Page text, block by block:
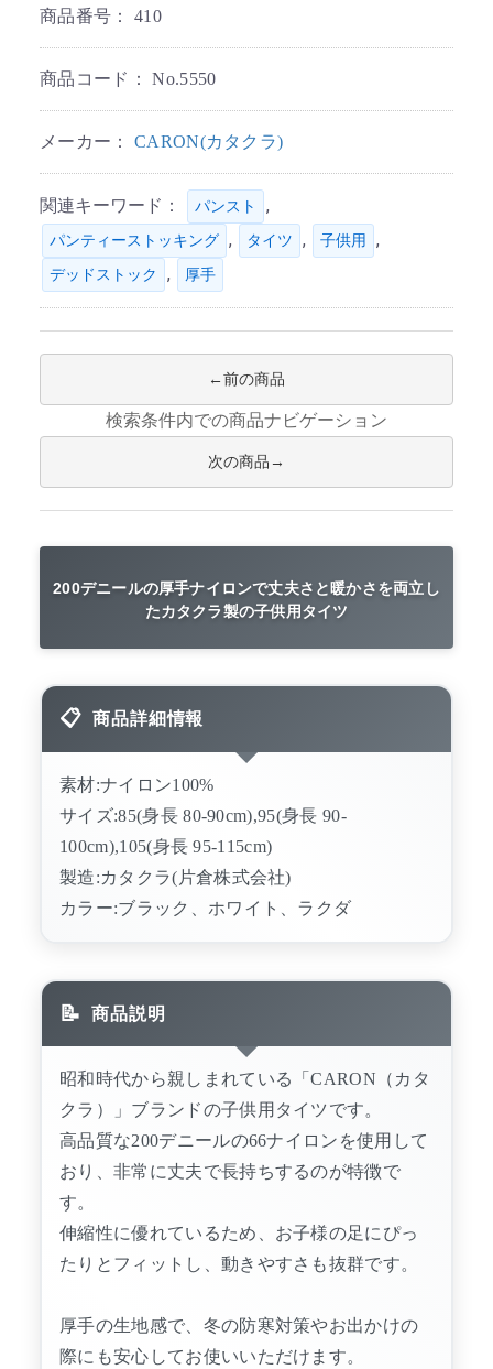
商品番号： 410
商品コード：No.5550
メーカー： CARON(カタクラ)
関連キーワード： パンスト ,
パンティーストッキング , タイツ , 子供用 ,
デッドストック , 厚手
前の商品
検索条件内での商品ナビゲーション
次の商品
200デニールの厚手ナイロンで丈夫さと暖かさを両立し
たカタクラ製の子供用タイツ
商品詳細情報
素材:ナイロン100%
サイズ:85(身長 80-90cm),95(身長 90-
100cm),105(身長 95-115cm)
製造:カタクラ(片倉株式会社)
カラー:ブラック、ホワイト、ラクダ
商品説明
昭和時代から親しまれている「CARON（カタ
クラ）」ブランドの子供用タイツです。
高品質な200デニールの66ナイロンを使用して
おり、非常に丈夫で長持ちするのが特徴で
す。
伸縮性に優れているため、お子様の足にぴっ
たりとフィットし、動きやすさも抜群です。
厚手の生地感で、冬の防寒対策やお出かけの
際にも安心してお使いいただけます。